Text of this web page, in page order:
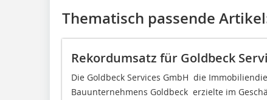
Thematisch passende
Rekordumsatz für Goldbeck
Die Goldbeck Services GmbH  die
Bauunternehmens Goldbeck  erzielte im